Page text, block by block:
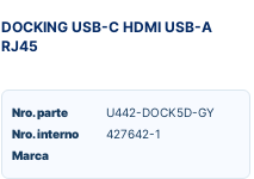
DOCKING USB-C HDMI USB-A
RJ45
Nro. parte
U442-DOCK5D-GY
Nro. interno
427642-1
Marca